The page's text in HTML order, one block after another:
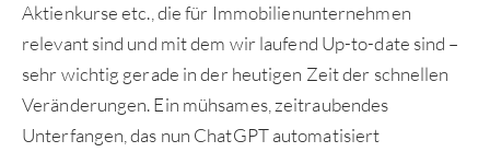
Aktienkurse etc., die für Immobilienunternehmen
relevant sind und mit dem wir laufend Up-to-date sind –
sehr wichtig gerade in der heutigen Zeit der schnellen
Veränderungen. Ein mühsames, zeitraubendes
Unterfangen, das nun ChatGPT automatisiert